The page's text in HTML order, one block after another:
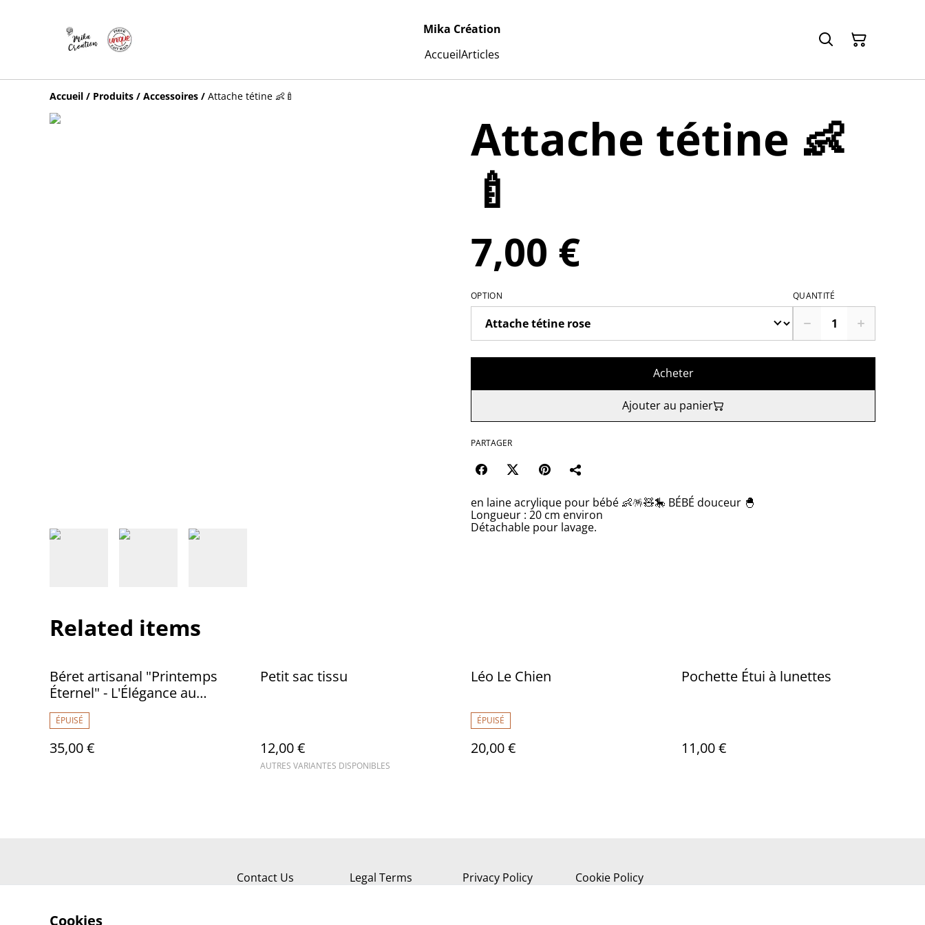
Mika Création
AccueilArticles
Accueil / Produits / Accessoires / Attache tétine 👶🍼
Attache tétine 👶
🍼
7,00 €
OPTION QUANTITÉ
Acheter
Ajouter au panier
PARTAGER
en laine acrylique pour bébé 👶🪅🧸🎠 BÉBÉ douceur 🐣
Longueur : 20 cm environ
Détachable pour lavage.
Related items
Béret artisanal "Printemps
Éternel" - L'Élégance au
ÉPUISÉ
35,00 €
Petit sac tissu
12,00 €
AUTRES VARIANTES DISPONIBLES
Léo Le Chien
ÉPUISÉ
20,00 €
Pochette Étui à lunettes
11,00 €
Contact Us Legal Terms Privacy Policy Cookie Policy
Cookies